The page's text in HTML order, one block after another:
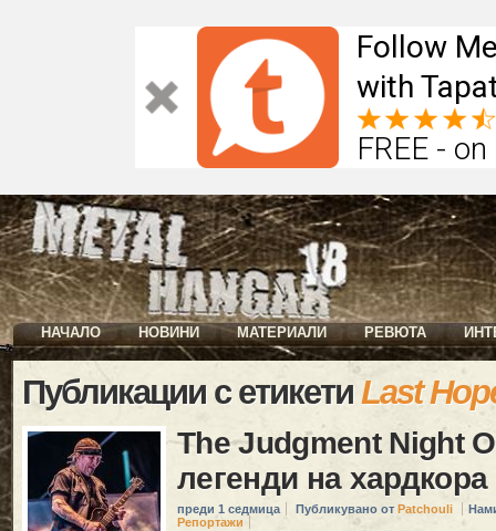
Follow
with
FREE -
НАЧАЛО НОВИНИ МАТЕРИАЛИ РЕВЮТА
Публикации с етикетиLast
The Judgment Night
легенди на
преди 1 седмица Публикувано от Patchouli
Репортажи